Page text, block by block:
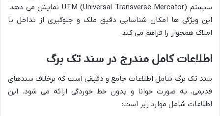
سیستم UTM (Universal Transverse Mercator) نمایش می دهد.
این ویژگی ها امکان شناسایی دقیق ملک و جلوگیری از تداخل با
املاک همجوار را فراهم می کند.
اطلاعات کامل مندرج در سند تک برگ
سند تک برگ شامل اطلاعات جامع و دقیقی است که برخلاف سندهای
قدیمی، به صورت خوانا و بدون خط خوردگی ارائه می شود. این
اطلاعات شامل موارد زیر است: